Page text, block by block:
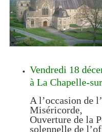
Vendredi 18
à La Chapelle-
A l’occasion de
Miséricorde,
Ouverture de la
solennelle de